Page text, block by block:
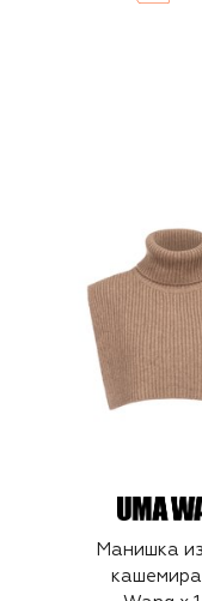
Манишка
кашемира